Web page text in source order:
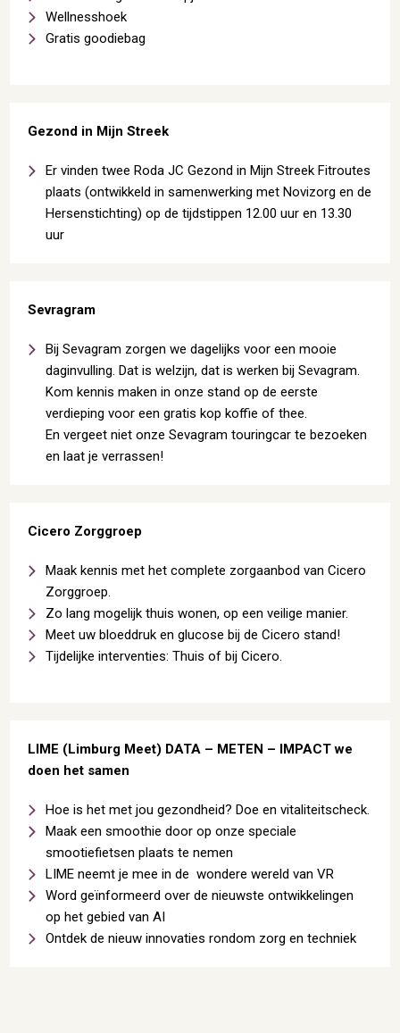
Wellnesshoek
Gratis goodiebag
Gezond in Mijn Streek
Er vinden twee Roda JC Gezond in Mijn Streek Fitroutes
plaats (ontwikkeld in samenwerking met Novizorg en de
Hersenstichting) op de tijdstippen 12.00 uur en 13.30
uur
Sevragram
Bij Sevagram zorgen we dagelijks voor een mooie
daginvulling. Dat is welzijn, dat is werken bij Sevagram.
Kom kennis maken in onze stand op de eerste
verdieping voor een gratis kop koffie of thee.
En vergeet niet onze Sevagram touringcar te bezoeken
en laat je verrassen!
Cicero Zorggroep
Maak kennis met het complete zorgaanbod van Cicero
Zorggroep.
Zo lang mogelijk thuis wonen, op een veilige manier.
Meet uw bloeddruk en glucose bij de Cicero stand!
Tijdelijke interventies: Thuis of bij Cicero.
LIME (Limburg Meet) DATA – METEN – IMPACT we
doen het samen
Hoe is het met jou gezondheid? Doe en vitaliteitscheck.
Maak een smoothie door op onze speciale
smootiefietsen plaats te nemen
LIME neemt je mee in de wondere wereld van VR
Word geïnformeerd over de nieuwste ontwikkelingen
op het gebied van AI
Ontdek de nieuw innovaties rondom zorg en techniek